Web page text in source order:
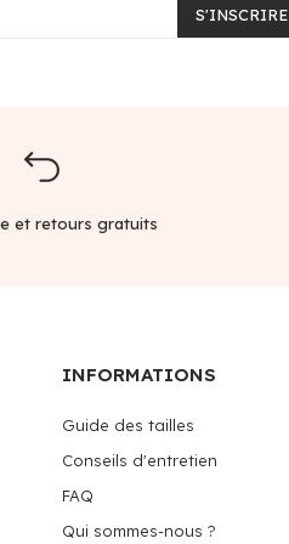
S'INSCRIRE
et retours gratuits
INFORMATIONS
Guide des tailles
Conseils d'entretien
FAQ
Qui sommes-nous ?